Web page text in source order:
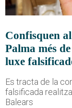
Confisquen
Palma més
luxe
Es tracta de la
falsificada
Balears